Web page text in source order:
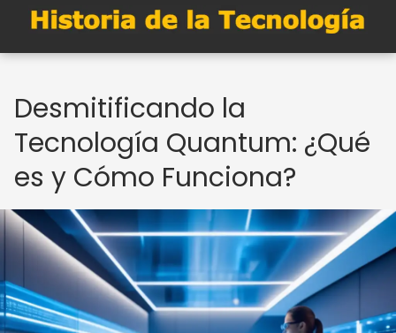
Desmitificando la
Tecnología Quantum: ¿Qué
es y Cómo Funciona?